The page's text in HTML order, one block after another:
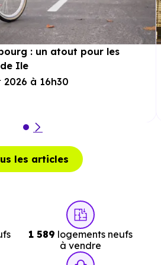
pied.
- Scène nationale - Mulhouse à
voiture ou à 4.9 km, soit 59 min à
de l'Automobile - Collection
soit 5 min en voiture ou à 3.8 km,
à pied.
- Brigade d'Illzach à 2.6 km, soit
2.4 km, soit 29 min à pied
: un atout pour les
Ile
à 16h30
les articles
1 589 logements neufs
à vendre